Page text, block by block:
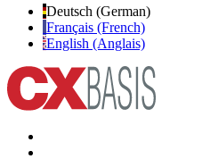
Deutsch (German)
Français (French)
English (Anglais)